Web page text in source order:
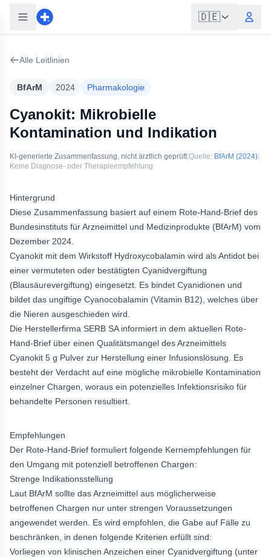
🇩🇪
Alle Leitlinien
BfArM 2024 Pharmakologie
Cyanokit: Mikrobielle
Kontamination und Indikation
KI-generierte Zusammenfassung, nicht ärztlich geprüft|Quelle: BfArM (2024)
Keine Diagnose- oder Therapieempfehlung
Hintergrund
Diese Zusammenfassung basiert auf einem Rote-Hand-Brief des
Bundesinstituts für Arzneimittel und Medizinprodukte (BfArM) vom
Dezember 2024.
Cyanokit mit dem Wirkstoff Hydroxycobalamin wird als Antidot bei
einer vermuteten oder bestätigten Cyanidvergiftung
(Blausäurevergiftung) eingesetzt. Es bindet Cyanidionen und
bildet das ungiftige Cyanocobalamin (Vitamin B12), welches über
die Nieren ausgeschieden wird.
Die Herstellerfirma SERB SA informiert in dem aktuellen Rote-
Hand-Brief über einen Qualitätsmangel des Arzneimittels
Cyanokit 5 g Pulver zur Herstellung einer Infusionslösung. Es
besteht der Verdacht auf eine mögliche mikrobielle Kontamination
einzelner Chargen, woraus ein potenzielles Infektionsrisiko für
behandelte Personen resultiert.
Empfehlungen
Der Rote-Hand-Brief formuliert folgende Kernempfehlungen für
den Umgang mit potenziell betroffenen Chargen:
Strenge Indikationsstellung
Laut BfArM sollte das Arzneimittel aus möglicherweise
betroffenen Chargen nur unter strengen Voraussetzungen
angewendet werden. Es wird empfohlen, die Gabe auf Fälle zu
beschränken, in denen folgende Kriterien erfüllt sind:
Vorliegen von klinischen Anzeichen einer Cyanidvergiftung (unter